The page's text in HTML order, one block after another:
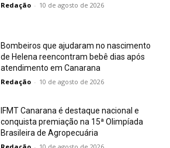
Redação - 10 de agosto de 2026
Bombeiros que ajudaram no nascimento
de Helena reencontram bebê dias após
atendimento em Canarana
Redação - 10 de agosto de 2026
IFMT Canarana é destaque nacional e
conquista premiação na 15ª Olimpíada
Brasileira de Agropecuária